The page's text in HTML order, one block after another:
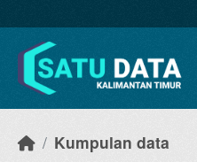
Kumpulan data